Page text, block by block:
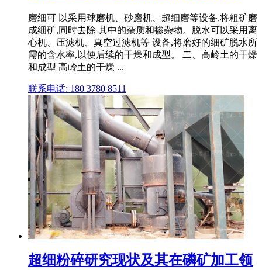
磨细可 以采用球磨机、砂磨机、超细磨等设备,将粗矿磨
成细矿,同时去除 其中的杂质和掺杂物。脱水可以采用离
心机、压滤机、真空过滤机等 设备,将磨好的细矿脱水所
需的含水率,以便后续的干燥和成型。 二、高岭土的干燥
和成型 高岭土的干燥 ...
联系电话: 180 3780 8511
超细粉碎研究现状及其在磷矿加工领